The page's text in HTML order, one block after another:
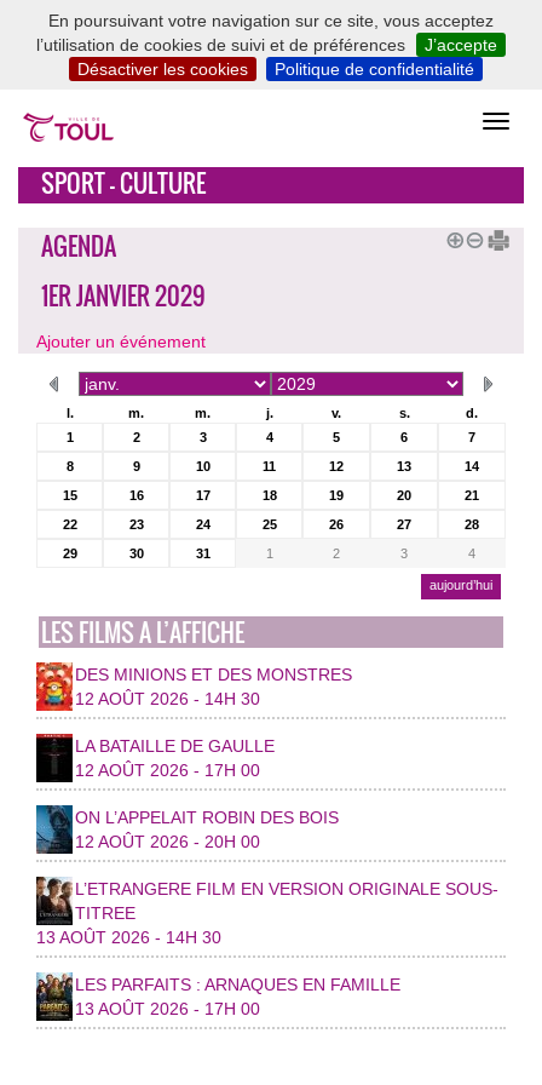
En poursuivant votre navigation sur ce site, vous acceptez
l’utilisation de cookies de suivi et de préférences
J’accepte
Désactiver les cookies
Politique de confidentialité
SPORT - CULTURE
AGENDA
1ER JANVIER 2029
Ajouter un événement
l. m. m. j. v. s.
d.
1
2 3 4 5 6
7
8
9 10 11 12 13
14
15
16 17 18 19 20
21
22
23 24 25 26 27
28
29
30 31 1 2 3 4
aujourd’hui
LES FILMS A L’AFFICHE
DES MINIONS ET DES MONSTRES
12 AOÛT 2026 - 14H 30
LA BATAILLE DE GAULLE
12 AOÛT 2026 - 17H 00
ON L’APPELAIT ROBIN DES BOIS
12 AOÛT 2026 - 20H 00
L’ETRANGERE FILM EN VERSION ORIGINALE SOUS-
TITREE
13 AOÛT 2026 - 14H 30
LES PARFAITS : ARNAQUES EN FAMILLE
13 AOÛT 2026 - 17H 00